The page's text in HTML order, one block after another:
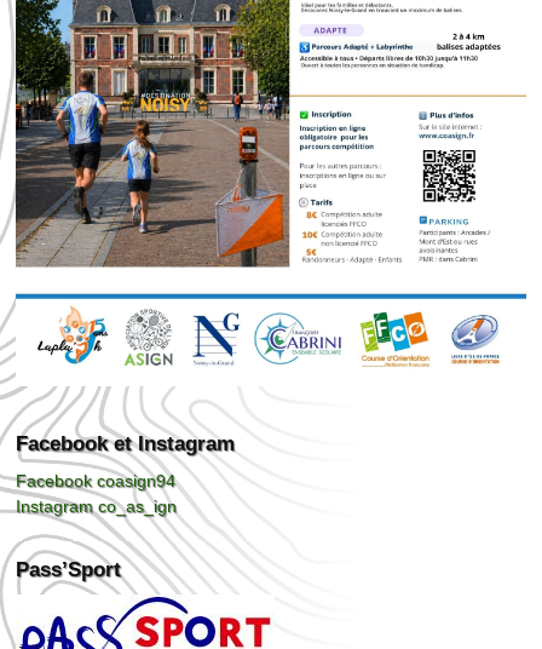
Facebook et Instagram
Facebook coasign94
Instagram co_as_ign
Pass’Sport